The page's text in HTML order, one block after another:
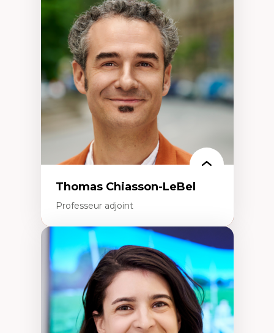
Économie circulaire
Modèles d’affaires durables
Histoire des faits économiques
Gestion durable des ressources naturelles
Écologie industrielle
Aménagement durable du territoire
Développement régional
Coopératives
Télétravail en milieu rural francophone
Transition socio-écologique
Thomas Chiasson-LeBel
Professeur adjoint
Expertises
Théories du développement
Économie politique comparée
Élites économiques
Sociologie économique
Extractivisme
Classes sociales
Mouvements sociaux